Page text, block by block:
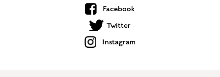
Facebook
Twitter
Instagram